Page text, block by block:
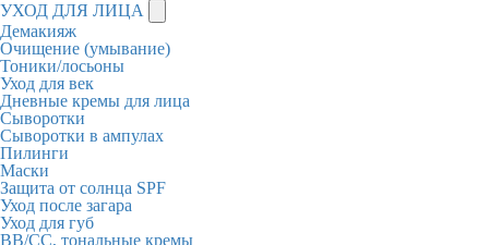
УХОД ДЛЯ ЛИЦА
Демакияж
Очищение (умывание)
Тоники/лосьоны
Уход для век
Дневные кремы для лица
Сыворотки
Сыворотки в ампулах
Пилинги
Маски
Защита от солнца SPF
Уход после загара
Уход для губ
BB/CC, тональные кремы